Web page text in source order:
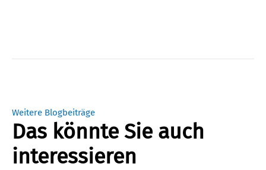
Weitere Blogbeiträge
Das könnte Sie auch
interessieren